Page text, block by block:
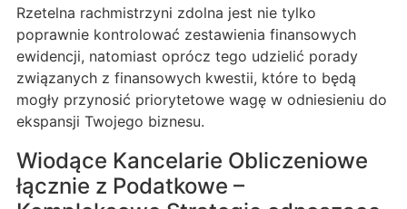
Rzetelna rachmistrzyni zdolna jest nie tylko
poprawnie kontrolować zestawienia finansowych
ewidencji, natomiast oprócz tego udzielić porady
związanych z finansowych kwestii, które to będą
mogły przynosić priorytetowe wagę w odniesieniu do
ekspansji Twojego biznesu.
Wiodące Kancelarie Obliczeniowe
łącznie z Podatkowe –